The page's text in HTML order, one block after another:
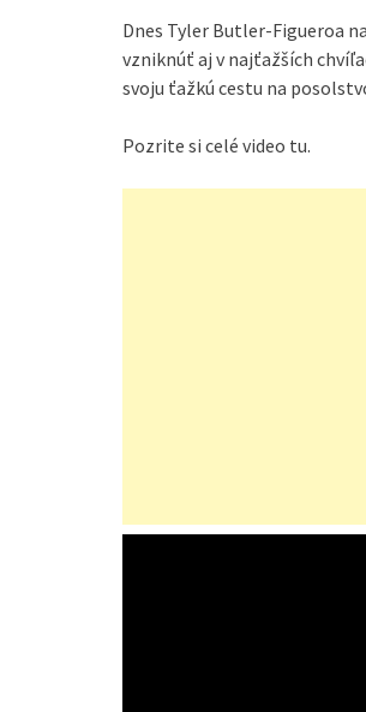
Dnes Tyler Butler-Figueroa
vzniknúť aj v najťažších
svoju ťažkú cestu na
Pozrite si celé video tu.